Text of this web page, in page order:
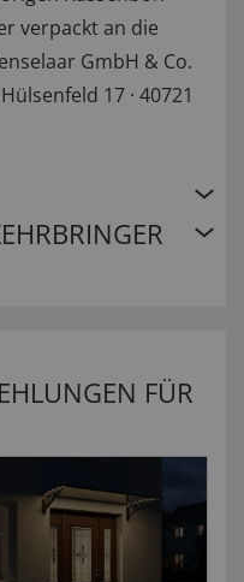
verpackt an die
GmbH & Co.
17 · 40721
FÜR